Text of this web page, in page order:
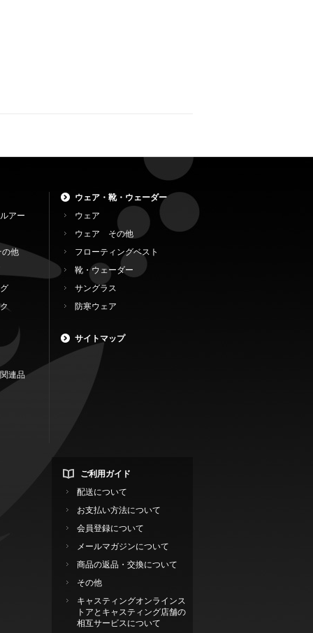
アー
の他
連品
ウェア・靴・ウェーダー
ウェア
ウェア その他
フローティングベスト
靴・ウェーダー
サングラス
防寒ウェア
サイトマップ
ご利用ガイド
配送について
お支払い方法について
会員登録について
メールマガジンについて
商品の返品・交換について
その他
キャスティングオンラインス
トアとキャスティング店舗の
相互サービスについて